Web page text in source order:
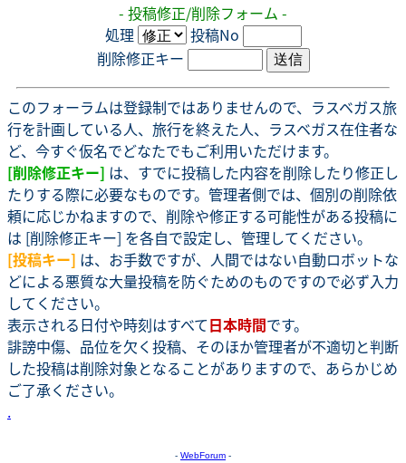
- 投稿修正/削除フォーム -
処理
投稿No
削除修正キー
このフォーラムは登録制ではありませんので、ラスベガス旅
行を計画している人、旅行を終えた人、ラスベガス在住者な
ど、今すぐ仮名でどなたでもご利用いただけます。
[削除修正キー] は、すでに投稿した内容を削除したり修正し
たりする際に必要なものです。管理者側では、個別の削除依
頼に応じかねますので、削除や修正する可能性がある投稿に
は [削除修正キー] を各自で設定し、管理してください。
[投稿キー] は、お手数ですが、人間ではない自動ロボットな
どによる悪質な大量投稿を防ぐためのものですので必ず入力
してください。
表示される日付や時刻はすべて日本時間です。
誹謗中傷、品位を欠く投稿、そのほか管理者が不適切と判断
した投稿は削除対象となることがありますので、あらかじめ
ご了承ください。
.
- WebForum -